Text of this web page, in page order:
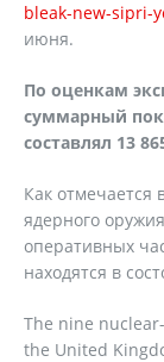
bleak-new-sipri-
июня.
По оценкам
суммарный
составлял 13
Как отмечается
ядерного
оперативных
находятся в
The nine
the United